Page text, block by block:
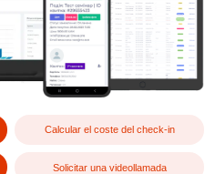
Calcular el coste del check-in
Solicitar una videollamada